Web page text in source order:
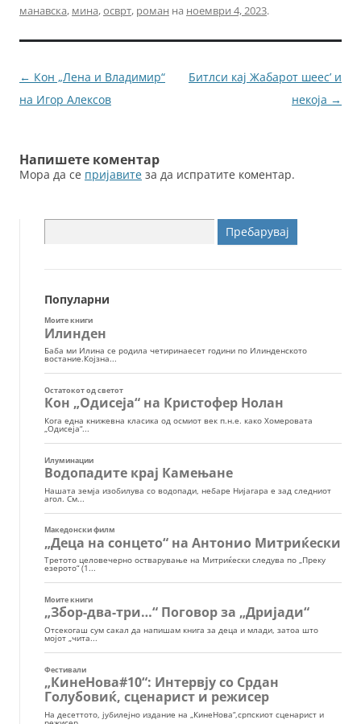
e
b
o
o
er l e
n
g
манавска, мина,осврт, роман на ноември 4, 2023.
Навигација
за
← Кон „Лена и Владимир“
на Игор Алексов
Битлси кај Жабарот шеес’ и
некоја →
Напишете коментар
Мора да се пријавите за да испратите коментар.
за:
Популарни